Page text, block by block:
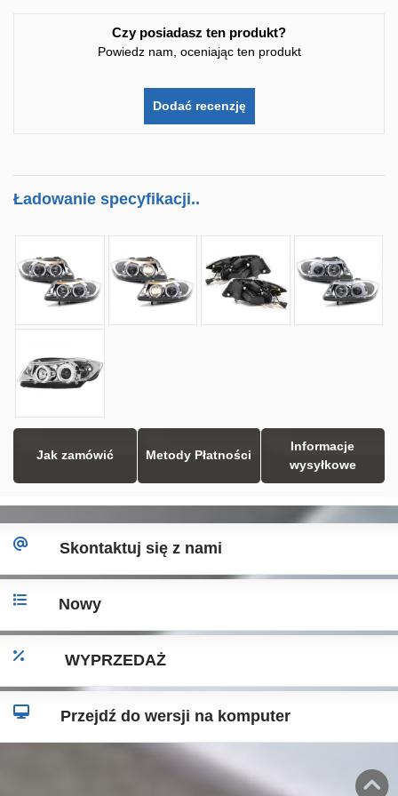
Czy posiadasz ten produkt?
Powiedz nam, oceniając ten produkt
Dodać recenzję
Ładowanie specyfikacji..
Jak zamówić Metody Płatności
Informacje
wysyłkowe
Skontaktuj się z nami
Nowy
WYPRZEDAŻ
Przejdź do wersji na komputer